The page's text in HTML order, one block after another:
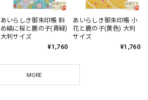
あいらしき御朱印帳 斜
め縞に桜と鹿の子(青緑)
大判サイズ
¥1,760
あいらしき御朱印帳 小
花と鹿の子(黄色) 大判
サイズ
¥1,760
MORE